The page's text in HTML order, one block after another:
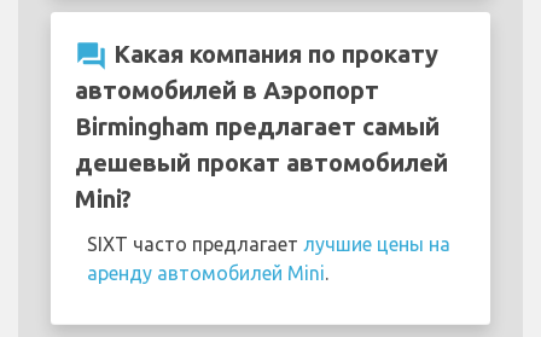
question_answer Какая компания по прокату
автомобилей в Аэропорт
Birmingham предлагает самый
дешевый прокат автомобилей
Mini?
SIXT часто предлагает лучшие цены на
аренду автомобилей Mini.